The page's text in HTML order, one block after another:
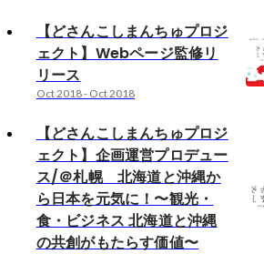
【どさんこしまんちゅプロジ
ェクト】Webページ監修リ
リース
Oct 2018- Oct 2018
【どさんこしまんちゅプロジ
ェクト】企画運営プロデュー
ス/＠札幌 北海道と沖縄か
ら⽇本を元気に！〜観光・
食・ビジネス 北海道と沖縄
の共創がもたらす価値〜